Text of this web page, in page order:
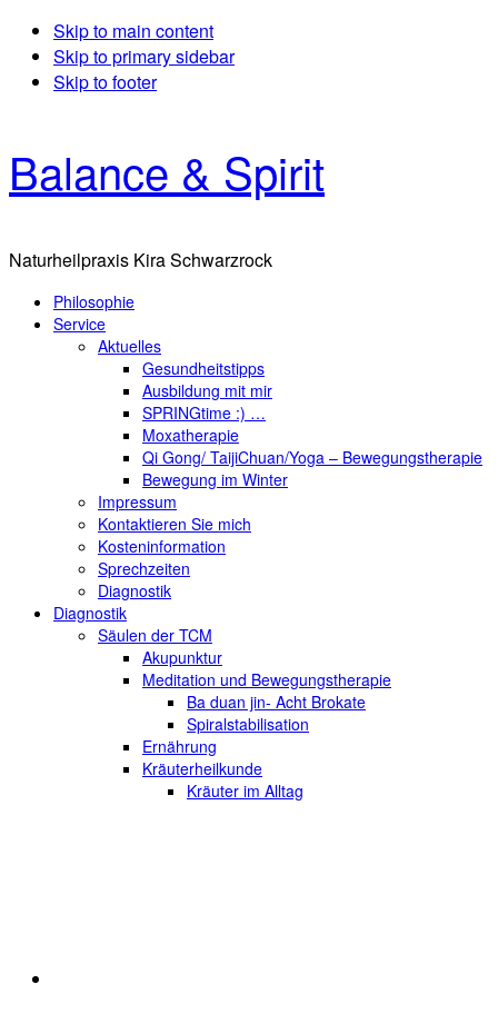
Skip to main content
Skip to primary sidebar
Skip to footer
Balance & Spirit
Naturheilpraxis Kira Schwarzrock
Philosophie
Service
Aktuelles
Gesundheitstipps
Ausbildung mit mir
SPRINGtime :) …
Moxatherapie
Qi Gong/ TaijiChuan/Yoga – Bewegungstherapie
Bewegung im Winter
Impressum
Kontaktieren Sie mich
Kosteninformation
Sprechzeiten
Diagnostik
Diagnostik
Säulen der TCM
Akupunktur
Meditation und Bewegungstherapie
Ba duan jin- Acht Brokate
Spiralstabilisation
Ernährung
Kräuterheilkunde
Kräuter im Alltag